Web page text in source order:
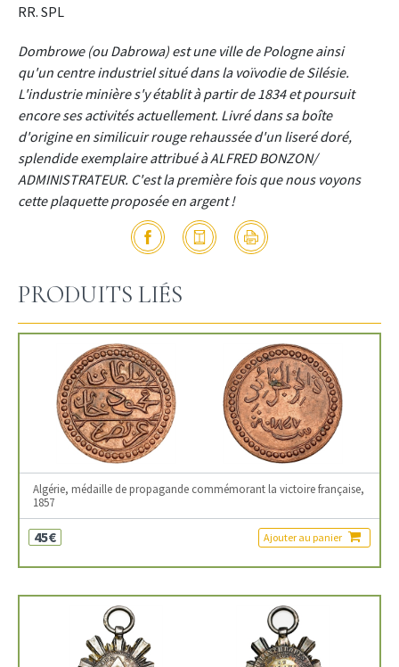
RR. SPL
Dombrowe (ou Dabrowa) est une ville de Pologne ainsi
qu'un centre industriel situé dans la voïvodie de Silésie.
L'industrie minière s'y établit à partir de 1834 et poursuit
encore ses activités actuellement. Livré dans sa boîte
d'origine en similicuir rouge rehaussée d'un liseré doré,
splendide exemplaire attribué à ALFRED BONZON/
ADMINISTRATEUR. C'est la première fois que nous voyons
cette plaquette proposée en argent !
PRODUITS LIÉS
Algérie, médaille de propagande commémorant la victoire française,
1857
45€ Ajouter au panier